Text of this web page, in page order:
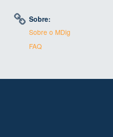
Sobre:
Sobre o MDig
FAQ